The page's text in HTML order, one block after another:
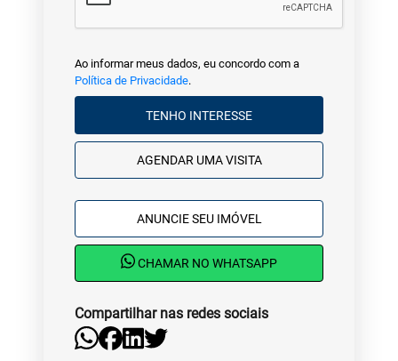
Ao informar meus dados, eu concordo com a
Política de Privacidade.
TENHO INTERESSE
AGENDAR UMA VISITA
ANUNCIE SEU IMÓVEL
CHAMAR NO WHATSAPP
Compartilhar nas redes sociais